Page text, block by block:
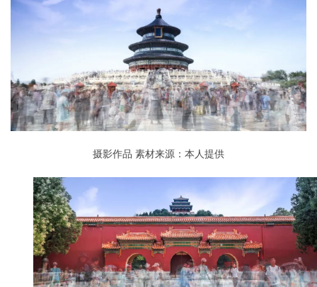
摄影作品 素材来源：本人提供